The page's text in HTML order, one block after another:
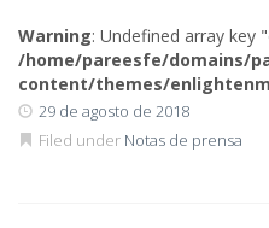
Warning: Undefined array key
/home/pareesfe/domains/
content/themes/
29 de agosto de 2018
Filed under Notas de prensa